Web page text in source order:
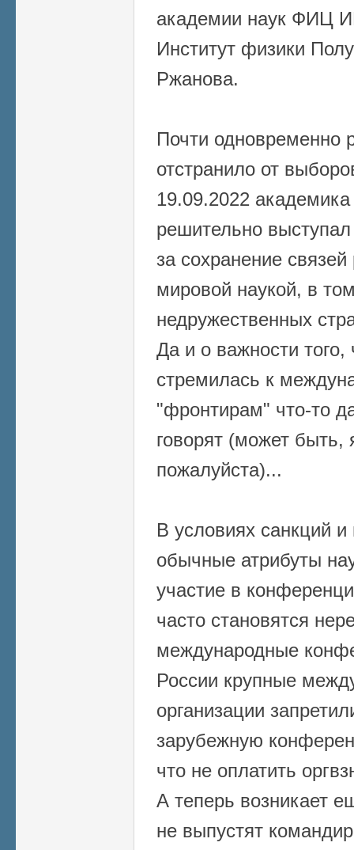
академии наук ФИЦ
Институт физики
Ржанова.
Почти одновременно
отстранило от
19.09.2022
решительно
за сохранение связей
мировой наукой, в
недружественных
Да и о важности того,
стремилась к
"фронтирам" что-то
говорят (может быть,
пожалуйста)...
В условиях санкций
обычные атрибуты
участие в
часто становятся
международные
России крупные
организации
зарубежную
что не оплатить
А теперь возникает
не выпустят